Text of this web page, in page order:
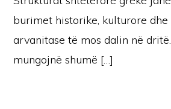
burimet historike, kulturore
arvanitase të mos dalin në
mungojnë shumë […]